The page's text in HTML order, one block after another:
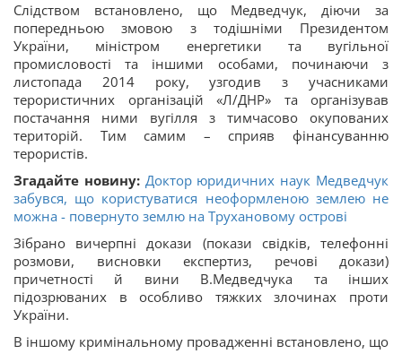
Слідством встановлено, що Медведчук, діючи за
попередньою змовою з тодішніми Президентом
України, міністром енергетики та вугільної
промисловості та іншими особами, починаючи з
листопада 2014 року, узгодив з учасниками
терористичних організацій «Л/ДНР» та організував
постачання ними вугілля з тимчасово окупованих
територій. Тим самим – сприяв фінансуванню
терористів.
Згадайте новину: Доктор юридичних наук Медведчук
забувся, що користуватися неоформленою землею не
можна - повернуто землю на Трухановому острові
Зібрано вичерпні докази (покази свідків, телефонні
розмови, висновки експертиз, речові докази)
причетності й вини В.Медведчука та інших
підозрюваних в особливо тяжких злочинах проти
України.
В іншому кримінальному провадженні встановлено, що